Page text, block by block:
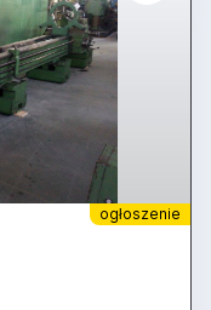
ogłoszenie